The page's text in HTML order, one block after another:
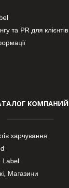
та PR для клієнтів
КОМПАНИЙ
харчування
Label
Магазини